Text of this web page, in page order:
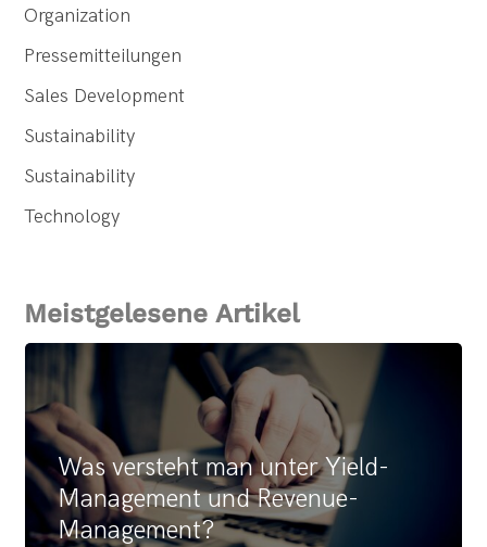
Organization
Pressemitteilungen
Sales Development
Sustainability
Sustainability
Technology
Meistgelesene Artikel
Was versteht man unter Yield-
Management und Revenue-
Management?